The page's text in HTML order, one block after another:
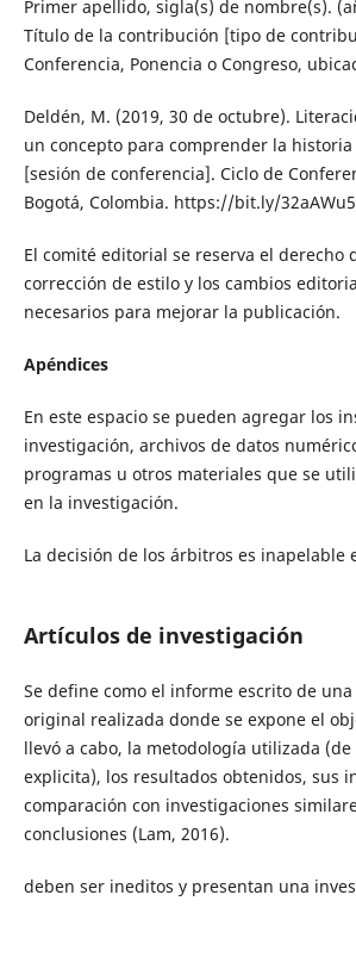
Primer apellido, sigla(s) de nombre(s).
Título de la contribución [tipo de
Conferencia, Ponencia o Congreso,
Deldén, M. (2019, 30 de octubre).
un concepto para comprender la
[sesión de conferencia]. Ciclo de
Bogotá, Colombia. https://bit.ly/32aAWu5
El comité editorial se reserva el derecho
corrección de estilo y los cambios
necesarios para mejorar la publicación.
Apéndices
En este espacio se pueden agregar los
investigación, archivos de datos
programas u otros materiales que se
en la investigación.
La decisión de los árbitros es inapelable
Artículos de investigación
Se define como el informe escrito de
original realizada donde se expone el
llevó a cabo, la metodología utilizada
explicita), los resultados obtenidos, sus
comparación con investigaciones
conclusiones (Lam, 2016).
deben ser ineditos y presentan una